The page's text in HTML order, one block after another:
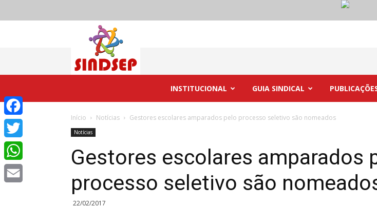
Caucaia
INSTITUCIONAL GUIA SINDICAL
Início Notícias Gestores escolares amparados pelo processo seletivo são nomeados
Notícias
Gestores escolares amparados
processo seletivo são
22/02/2017
Facebook
Twitter
WhatsApp